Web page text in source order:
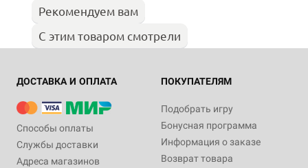
Рекомендуем вам
С этим товаром смотрели
ДОСТАВКА И ОПЛАТА
Способы оплаты
Службы доставки
Адреса магазинов
ПОКУПАТЕЛЯМ
Подобрать игру
Бонусная программа
Информация о заказе
Возврат товара